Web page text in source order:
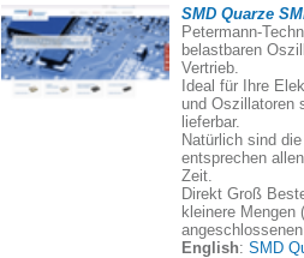
SMD Quarze
Petermann-
belastbaren
Vertrieb.
Ideal für Ihre
und Oszillatoren
lieferbar.
Natürlich sind
entsprechen
Zeit.
Direkt Groß
kleinere Mengen
English: SMD